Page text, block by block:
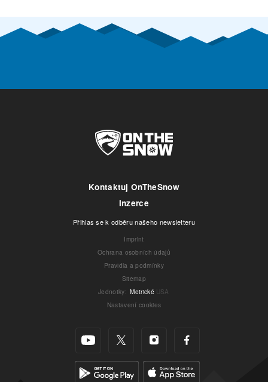
Kontaktuj OnTheSnow
Inzerce
Přihlas se k odběru našeho newsletteru
Imprint
Ochrana osobních údajů
Pravidla a podmínky
Sitemap
Jednotky: Metrické USA
Nastavení cookies